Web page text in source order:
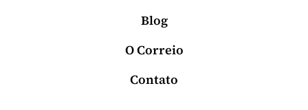
Blog
O Correio
Contato